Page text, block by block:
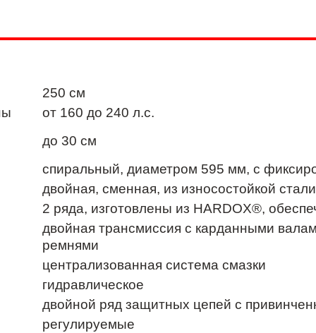
250 см
от 160 до 240 л.с.
до 30 см
спиральный, диаметром 595 мм, с
двойная, сменная, из износостойкой
2 ряда, изготовлены из HARDOX®,
двойная трансмиссия с карданными
ремнями
централизованная система смазки
гидравлическое
двойной ряд защитных цепей с
регулируемые